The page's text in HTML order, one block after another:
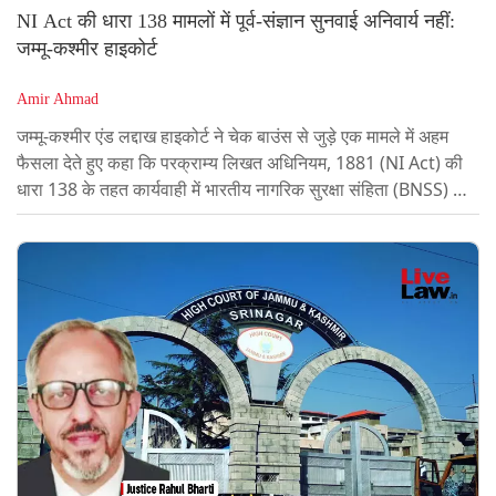
NI Act की धारा 138 मामलों में पूर्व-संज्ञान सुनवाई अनिवार्य नहीं:
जम्मू-कश्मीर हाइकोर्ट
Amir Ahmad
जम्मू-कश्मीर एंड लद्दाख हाइकोर्ट ने चेक बाउंस से जुड़े एक मामले में अहम
फैसला देते हुए कहा कि परक्राम्य लिखत अधिनियम, 1881 (NI Act) की
धारा 138 के तहत कार्यवाही में भारतीय नागरिक सुरक्षा संहिता (BNSS) की
धारा 223 के अंतर्गत पूर्व-संज्ञान (प्री-कॉग्निजेंस) स्तर पर आरोपी को सुनवाई
देना अनिवार्य नहीं है।हाइकोर्ट ने इसी आधार पर कार्यवाही रद्द करने की मांग
वाली याचिका खारिज कर दी।हाइकोर्ट ने यह भी स्पष्ट किया कि चेक बाउंस
की शिकायत दर्ज होने के बाद आरोपी द्वारा सिविल मुकदमा या समानांतर
आपराधिक...